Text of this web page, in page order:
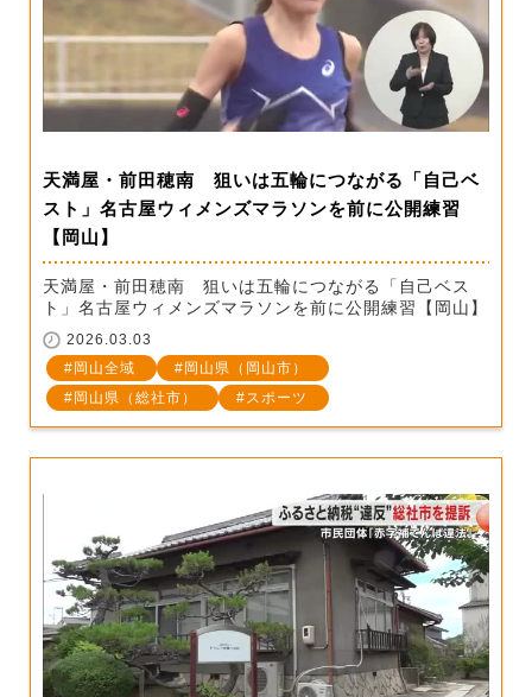
天満屋・前田穂南 狙いは五輪につながる「自己ベ
スト」名古屋ウィメンズマラソンを前に公開練習
【岡山】
天満屋・前田穂南 狙いは五輪につながる「自己ベス
ト」名古屋ウィメンズマラソンを前に公開練習【岡山】
2026.03.03
岡山全域
岡山県（岡山市）
岡山県（総社市）
スポーツ